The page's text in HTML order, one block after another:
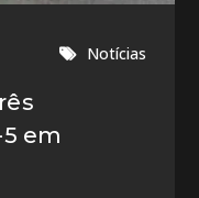
Notícias
em